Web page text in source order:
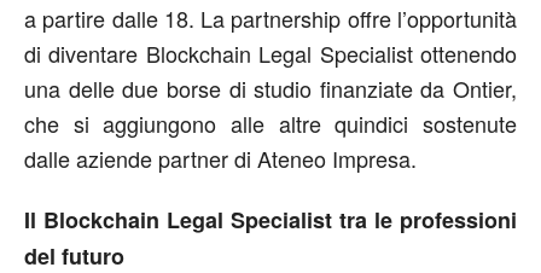
a partire dalle 18. La partnership offre l’opportunità
di diventare Blockchain Legal Specialist ottenendo
una delle due borse di studio finanziate da Ontier,
che si aggiungono alle altre quindici sostenute
dalle aziende partner di Ateneo Impresa.
Il Blockchain Legal Specialist tra le professioni
del futuro